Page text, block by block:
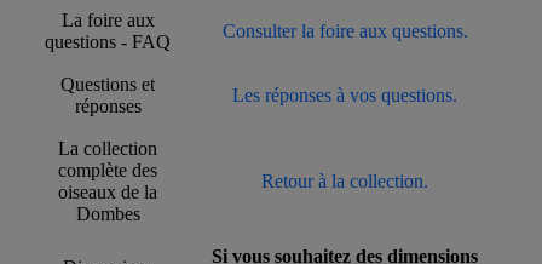
La foire aux
questions - FAQ
Consulter la foire aux questions.
Questions et
réponses
Les réponses à vos questions.
La collection
complète des
oiseaux de la
Dombes
Retour à la collection.
Si vous souhaitez des dimensions